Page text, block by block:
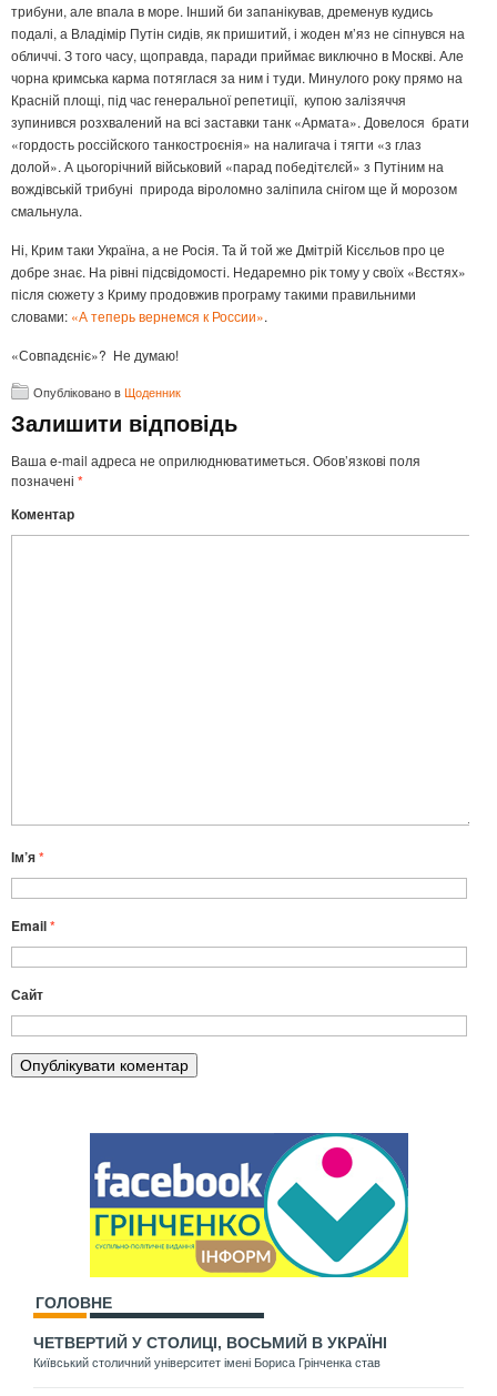
трибуни, але впала в море. Інший би запанікував, дременув кудись
подалі, а Владімір Путін сидів, як пришитий, і жоден м’яз не сіпнувся на
обличчі. З того часу, щоправда, паради приймає виключно в Москві. Але
чорна кримська карма потяглася за ним і туди. Минулого року прямо на
Красній площі, під час генеральної репетиції, купою залізяччя
зупинився розхвалений на всі заставки танк «Армата». Довелося брати
«гордость россійского танкостроєнія» на налигача і тягти «з глаз
долой». А цьогорічний військовий «парад победітєлєй» з Путіним на
вождівській трибуні природа віроломно заліпила снігом ще й морозом
смальнула.
Ні, Крим таки Україна, а не Росія. Та й той же Дмітрій Кісєльов про це
добре знає. На рівні підсвідомості. Недаремно рік тому у своїх «Вєстях»
після сюжету з Криму продовжив програму такими правильними
словами: «А теперь вернемся к России».
«Совпадєніє»? Не думаю!
Опубліковано вЩоденник
Залишити відповідь
Ваша e-mail адреса не оприлюднюватиметься. Обов’язкові поля
позначені *
Коментар
Ім’я*
Email*
Сайт
ГОЛОВНЕ
ЧЕТВЕРТИЙ У СТОЛИЦІ, ВОСЬМИЙ В УКРАЇНІ
Київський столичний університет імені Бориса Грінченка став